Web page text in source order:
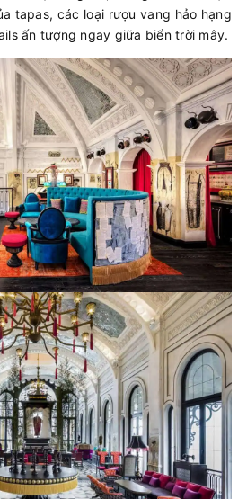
tapas, các loại rượu vang hảo hạng
ấn tượng ngay giữa biển trời mây.